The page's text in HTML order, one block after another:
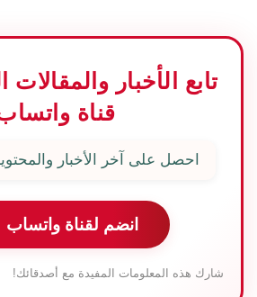
تابع الأخبار
قناة
احصل على آخر الأخبار
انضم لقناة واتساب
شارك هذه المعلومات المفيدة مع أصدقائك!